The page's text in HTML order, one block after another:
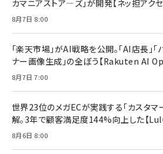
マーケティングの真実
￥2,200
￥880
ママ投資家が育休中に１
￥1,870
￥1,980
フィードバック経営 「沈
Amazonランキングを
カマニアストア―ズ」が開発【ネッ担アクセ
8月7日 8:00
「楽天市場」がAI戦略を公開。「AI店長」「
ナー画像生成」の全ぼう【Rakuten AI
8月7日 7:00
世界23位のメガECが実践する「カスタ
解。3年で顧客満足度144%向上した【
8月6日 8:00